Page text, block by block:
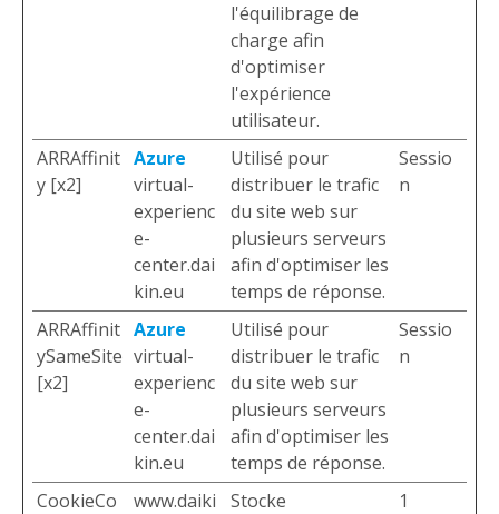
l'équilibrage de
charge afin
d'optimiser
l'expérience
utilisateur.
ARRAffinit
y [x2]
Azure
virtual-
experienc
e-
center.dai
kin.eu
Utilisé pour
distribuer le trafic
du site web sur
plusieurs serveurs
afin d'optimiser les
temps de réponse.
Sessio
n
ARRAffinit
ySameSite
[x2]
Azure
virtual-
experienc
e-
center.dai
kin.eu
Utilisé pour
distribuer le trafic
du site web sur
plusieurs serveurs
afin d'optimiser les
temps de réponse.
Sessio
n
CookieCo
www.daiki
Stocke
1